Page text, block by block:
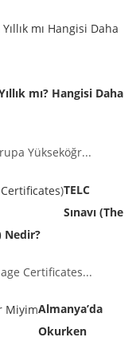
mı? Hangisi Daha
Yükseköğr...
TELC
Sınavı (The
Nedir?
Certificates...
Almanya’da
Okurken